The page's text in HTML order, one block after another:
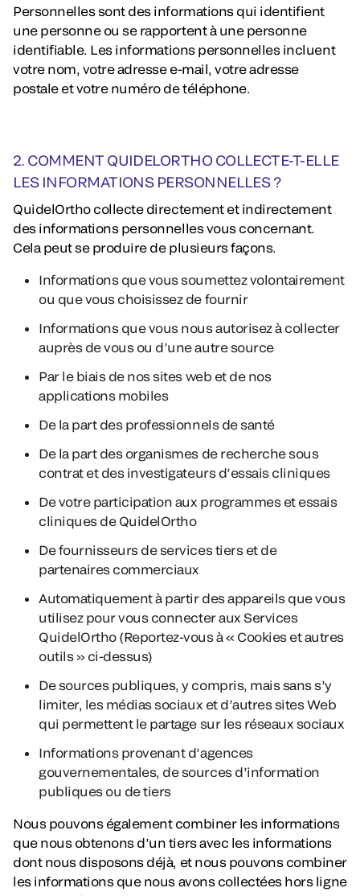
Personnelles sont des informations qui identifient
une personne ou se rapportent à une personne
identifiable. Les informations personnelles incluent
votre nom, votre adresse e-mail, votre adresse
postale et votre numéro de téléphone.
2. COMMENT QUIDELORTHO COLLECTE-T-ELLE
LES INFORMATIONS PERSONNELLES ?
QuidelOrtho collecte directement et indirectement
des informations personnelles vous concernant.
Cela peut se produire de plusieurs façons.
Informations que vous soumettez volontairement
ou que vous choisissez de fournir
Informations que vous nous autorisez à collecter
auprès de vous ou d’une autre source
Par le biais de nos sites web et de nos
applications mobiles
De la part des professionnels de santé
De la part des organismes de recherche sous
contrat et des investigateurs d’essais cliniques
De votre participation aux programmes et essais
cliniques de QuidelOrtho
De fournisseurs de services tiers et de
partenaires commerciaux
Automatiquement à partir des appareils que vous
utilisez pour vous connecter aux Services
QuidelOrtho (Reportez-vous à « Cookies et autres
outils » ci-dessus)
De sources publiques, y compris, mais sans s’y
limiter, les médias sociaux et d’autres sites Web
qui permettent le partage sur les réseaux sociaux
Informations provenant d’agences
gouvernementales, de sources d’information
publiques ou de tiers
Nous pouvons également combiner les informations
que nous obtenons d’un tiers avec les informations
dont nous disposons déjà, et nous pouvons combiner
les informations que nous avons collectées hors ligne